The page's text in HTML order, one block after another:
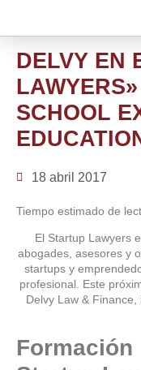
DELVY EN
SCHOOL
18 abril 2017
Tiempo estimado de
El Startup Lawyers
abogades, asesores y
startups y
profesional. Este
Delvy Law &